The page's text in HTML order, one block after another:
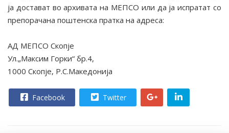
ја достават во архивата на МЕПСО или да ја испратат со
препорачана поштенска пратка на адреса:
АД МЕПСО Скопје
Ул.„Максим Горки“ бр.4,
1000 Скопје, Р.С.Македонија
Facebook Twitter